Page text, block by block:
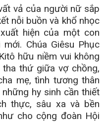
vả của người nữ sắp
nỗi buồn và khổ nhọc
hiện của một con
Chúa Giêsu Phục
hữu niềm vui không
thứ giữa vợ chồng,
mẹ, tình tương thân
hy sinh cần thiết
thực, sâu xa và bền
cho cộng đoàn Hội